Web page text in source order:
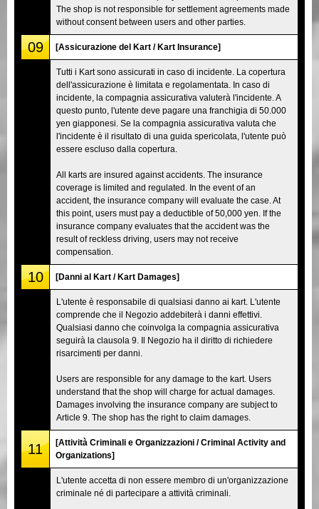
The shop is not responsible for settlement agreements made
without consent between users and other parties.
09 [Assicurazione del Kart / Kart Insurance]
Tutti i Kart sono assicurati in caso di incidente. La copertura
dell'assicurazione è limitata e regolamentata. In caso di
incidente, la compagnia assicurativa valuterà l'incidente. A
questo punto, l'utente deve pagare una franchigia di 50.000
yen giapponesi. Se la compagnia assicurativa valuta che
l'incidente è il risultato di una guida spericolata, l'utente può
essere escluso dalla copertura.
All karts are insured against accidents. The insurance
coverage is limited and regulated. In the event of an
accident, the insurance company will evaluate the case. At
this point, users must pay a deductible of 50,000 yen. If the
insurance company evaluates that the accident was the
result of reckless driving, users may not receive
compensation.
10 [Danni al Kart / Kart Damages]
L'utente è responsabile di qualsiasi danno ai kart. L'utente
comprende che il Negozio addebiterà i danni effettivi.
Qualsiasi danno che coinvolga la compagnia assicurativa
seguirà la clausola 9. Il Negozio ha il diritto di richiedere
risarcimenti per danni.
Users are responsible for any damage to the kart. Users
understand that the shop will charge for actual damages.
Damages involving the insurance company are subject to
Article 9. The shop has the right to claim damages.
11
[Attività Criminali e Organizzazioni / Criminal Activity and
Organizations]
L'utente accetta di non essere membro di un'organizzazione
criminale né di partecipare a attività criminali.